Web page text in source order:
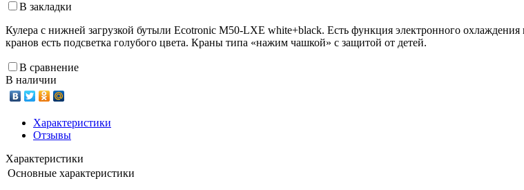
В закладки
Кулера с нижней загрузкой бутыли Ecotronic M50-LXE white+black. Есть функция электронного
кранов есть подсветка голубого цвета. Краны типа «нажим чашкой» с защитой от детей.
В сравнение
В наличии
Характеристики
Отзывы
Характеристики
Основные характеристики